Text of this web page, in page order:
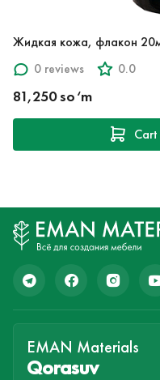
Жидкая кожа, флакон
0 reviews
0.0
81,250 so‘m
Cart
EMAN Materials
Qorasuv